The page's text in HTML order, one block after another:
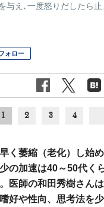
与え､一度怒りだしたら止
ォロー
1 2 3 4
く萎縮（老化）し始
の加速は40～50代く
医師の和田秀樹さん
好や性向、思考法を